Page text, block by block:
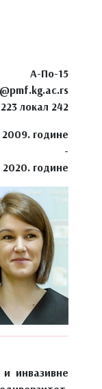
А-По-15
локал 242
2009. године
-
2020. године
и инвазивне